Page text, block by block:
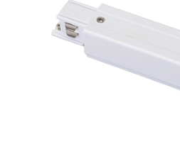
LOGIN / REGISTER